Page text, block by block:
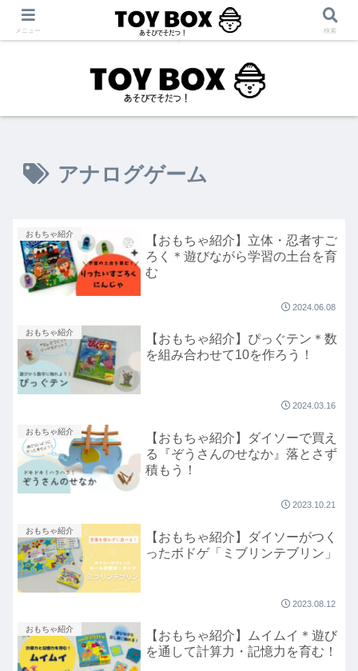
「あそび」をテーマに【育児・保育・療育】に役立つ情報を発信中！
アナログゲーム
おもちゃ紹介
【おもちゃ紹介】立体・忍者すご
ろく＊遊びながら学習の土台を育
む
2024.06.08
おもちゃ紹介
【おもちゃ紹介】ぴっぐテン＊数
を組み合わせて10を作ろう！
2024.03.16
おもちゃ紹介
【おもちゃ紹介】ダイソーで買え
る『ぞうさんのせなか』落とさず
積もう！
2023.10.21
おもちゃ紹介
【おもちゃ紹介】ダイソーがつく
ったボドゲ「ミブリンテブリン」
2023.08.12
おもちゃ紹介
【おもちゃ紹介】ムイムイ＊遊び
を通して計算力・記憶力を育む！
メニュー 検索